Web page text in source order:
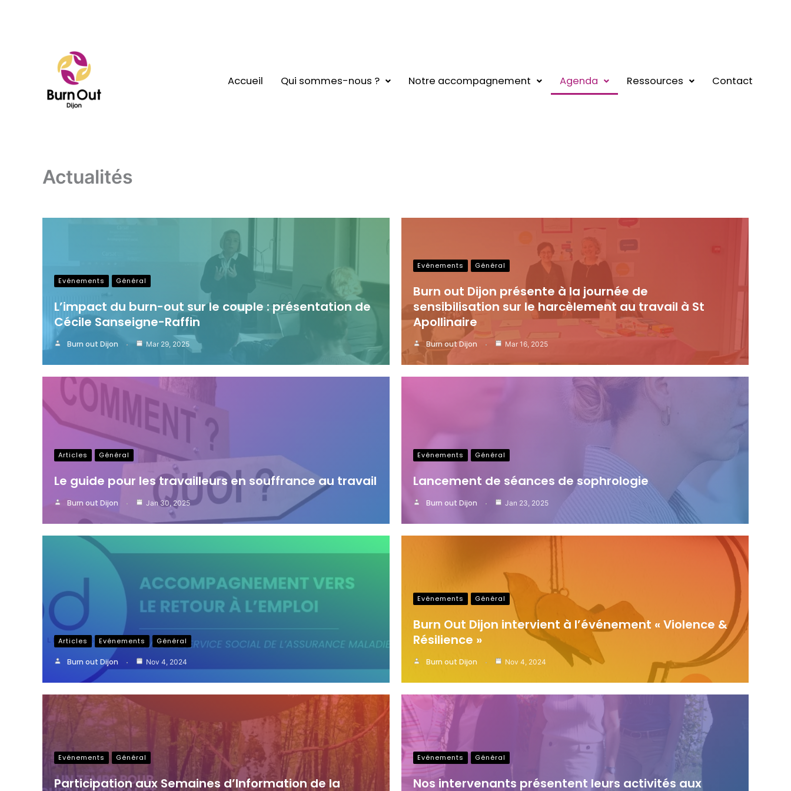
Accueil Qui sommes-nous ? Notre accompagnement Agenda Ressources Contact
Actualités
Evénements Général
L’impact du burn-out sur le couple : présentation de
Cécile Sanseigne-Raffin
Burn out Dijon Mar 29, 2025
Evénements Général
Burn out Dijon présente à la journée de
sensibilisation sur le harcèlement au travail à St
Apollinaire
Burn out Dijon Mar 16, 2025
Articles Général
Le guide pour les travailleurs en souffrance au travail
Burn out Dijon Jan 30, 2025
Evénements Général
Lancement de séances de sophrologie
Burn out Dijon Jan 23, 2025
Articles Evénements Général
Burn out Dijon Nov 4, 2024
Evénements Général
Burn Out Dijon intervient à l’événement « Violence &
Résilience »
Burn out Dijon Nov 4, 2024
Evénements Général
Participation aux Semaines d’Information de la
Evénements Général
Nos intervenants présentent leurs activités aux